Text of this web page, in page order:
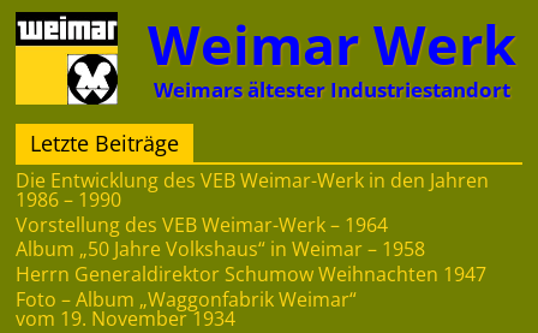
Zum
Inhalt
springen
Weimar Werk
Weimars ältester Industriestandort
Letzte Beiträge
Die Entwicklung des VEB Weimar-Werk in den Jahren
1986 – 1990
Vorstellung des VEB Weimar-Werk – 1964
Album „50 Jahre Volkshaus“ in Weimar – 1958
Herrn Generaldirektor Schumow Weihnachten 1947
Foto – Album „Waggonfabrik Weimar“
vom 19. November 1934